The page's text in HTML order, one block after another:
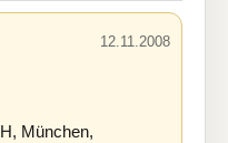
12.11.2008
München,